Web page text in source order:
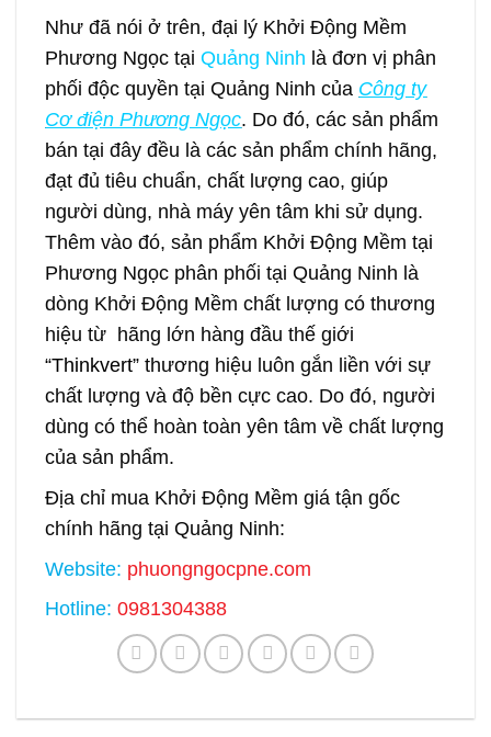
Như đã nói ở trên, đại lý Khởi Động Mềm
Phương Ngọc tạiQuảng Ninh là đơn vị phân
phối độc quyền tại Quảng Ninh của Công ty
Cơ điện Phương Ngọc. Do đó, các sản phẩm
bán tại đây đều là các sản phẩm chính hãng,
đạt đủ tiêu chuẩn, chất lượng cao, giúp
người dùng, nhà máy yên tâm khi sử dụng.
Thêm vào đó, sản phẩm Khởi Động Mềm tại
Phương Ngọc phân phối tại Quảng Ninh là
dòng Khởi Động Mềm chất lượng có thương
hiệu từ hãng lớn hàng đầu thế giới
“Thinkvert” thương hiệu luôn gắn liền với sự
chất lượng và độ bền cực cao. Do đó, người
dùng có thể hoàn toàn yên tâm về chất lượng
của sản phẩm.
Địa chỉ mua Khởi Động Mềm giá tận gốc
chính hãng tại Quảng Ninh:
Website: phuongngocpne.com
Hotline: 0981304388